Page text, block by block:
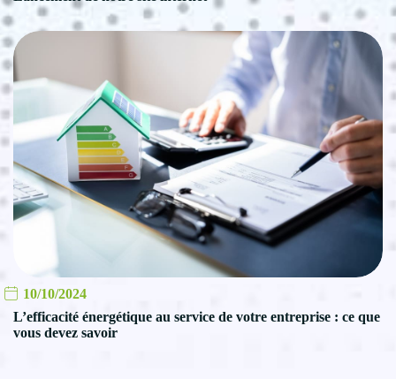
10/10/2024
L’efficacité énergétique au service de votre entreprise : ce que
vous devez savoir